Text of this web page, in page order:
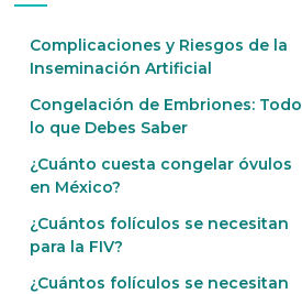
Complicaciones y Riesgos de la
Inseminación Artificial
Congelación de Embriones: Todo
lo que Debes Saber
¿Cuánto cuesta congelar óvulos
en México?
¿Cuántos folículos se necesitan
para la FIV?
¿Cuántos folículos se necesitan